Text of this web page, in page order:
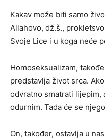
Kakav može biti samo
Allahovo, dž.š.,
Svoje Lice i u koga neće
Homoseksualizam,
predstavlja život srca.
odvratno smatrati lijepim,
odurnim. Tada će se
On, također, ostavlja u